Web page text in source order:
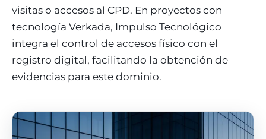
visitas o accesos al CPD. En proyectos con
tecnología Verkada, Impulso Tecnológico
integra el control de accesos físico con el
registro digital, facilitando la obtención de
evidencias para este dominio.